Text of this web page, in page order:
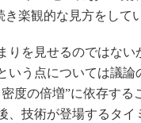
掛けた社内
救うのか
楽観的な見方をして
を見せるのではない
いう点については議論
度の倍増”に依存する
、技術が登場するタイ